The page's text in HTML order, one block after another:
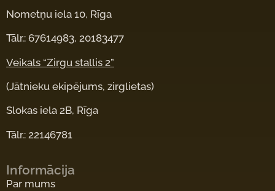
Nometņu iela 10, Rīga
Tālr.: 67614983, 20183477
Veikals “Zirgu stallis 2”
(Jātnieku ekipējums, zirglietas)
Slokas iela 2B, Rīga
Tālr.: 22146781
Informācija
Par mums